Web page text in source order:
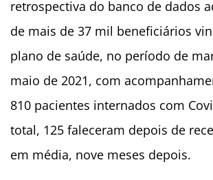
retrospectiva do banco de dados
de mais de 37 mil beneficiários
plano de saúde, no período de
maio de 2021, com
810 pacientes internados com
total, 125 faleceram depois de
em média, nove meses depois.